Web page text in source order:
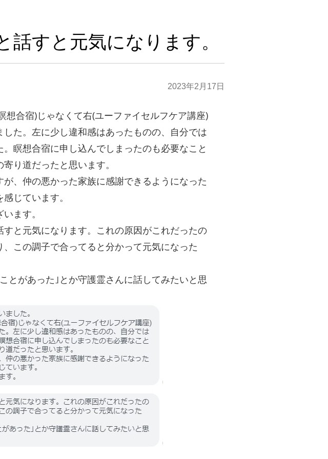
話すと元気になります。
2023年2月17日
想合宿)じゃなくて右(ユーファイセルフケア講座)
した。左に少し違和感はあったものの、自分では
瞑想合宿に申し込んでしまったのも必要なこと
り道だったと思います。
、仲の悪かった家族に感謝できるようになった
じています。
ます。
すと元気になります。これの原因がこれだったの
この調子で合ってると分かって元気になった
とがあった｣とか守護霊さんに話してみたいと思